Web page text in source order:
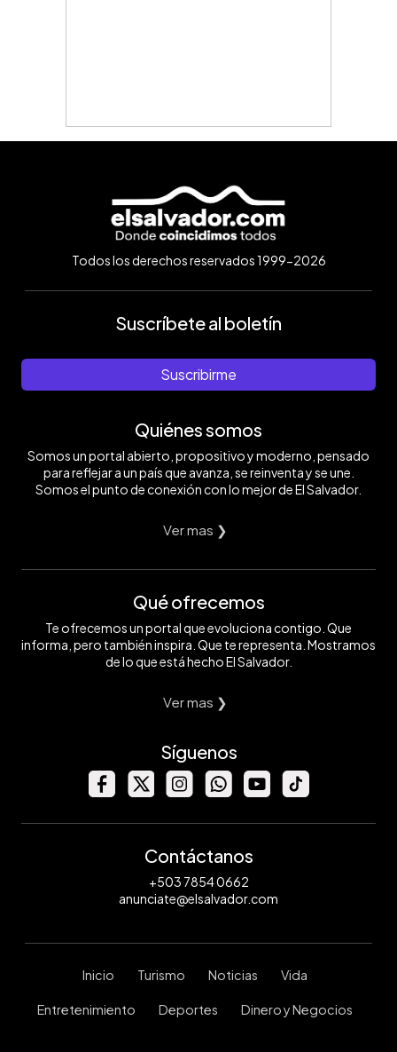
Todos los derechos reservados 1999-2026
Suscríbete al boletín
Suscribirme
Quiénes somos
Somos un portal abierto, propositivo y moderno, pensado
para reflejar a un país que avanza, se reinventa y se une.
Somos el punto de conexión con lo mejor de El Salvador.
Ver mas ❯
Qué ofrecemos
Te ofrecemos un portal que evoluciona contigo. Que
informa, pero también inspira. Que te representa. Mostramos
de lo que está hecho El Salvador.
Ver mas ❯
Síguenos
Contáctanos
+503 7854 0662
anunciate@elsalvador.com
Inicio Turismo Noticias Vida
Entretenimiento Deportes Dinero y Negocios